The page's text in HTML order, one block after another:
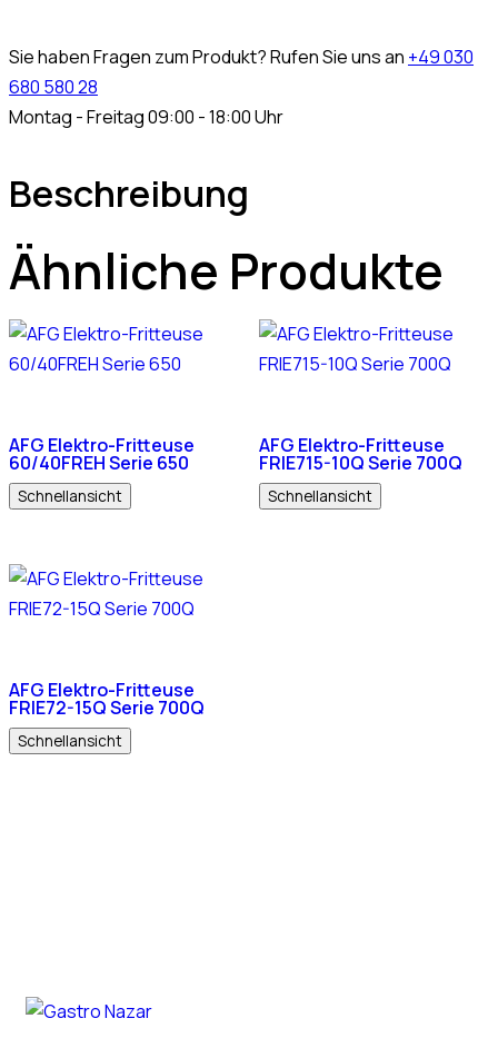
Sie haben Fragen zum Produkt? Rufen Sie uns an +49 030
680 580 28
Montag - Freitag 09:00 - 18:00 Uhr
Beschreibung
Ähnliche Produkte
AFG Elektro-Fritteuse
60/40FREH Serie 650
Schnellansicht
AFG Elektro-Fritteuse
FRIE715-10Q Serie 700Q
Schnellansicht
AFG Elektro-Fritteuse
FRIE72-15Q Serie 700Q
Schnellansicht